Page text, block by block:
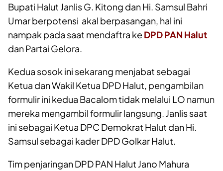
Bupati Halut Janlis G. Kitong dan Hi. Samsul Bahri
Umar berpotensi akal berpasangan, hal ini
nampak pada saat mendaftra ke DPD PAN Halut
dan Partai Gelora.
Kedua sosok ini sekarang menjabat sebagai
Ketua dan Wakil Ketua DPD Halut, pengambilan
formulir ini kedua Bacalom tidak melalui LO namun
mereka mengambil formulir langsung. Janlis saat
ini sebagai Ketua DPC Demokrat Halut dan Hi.
Samsul sebagai kader DPD Golkar Halut.
Tim penjaringan DPD PAN Halut Jano Mahura